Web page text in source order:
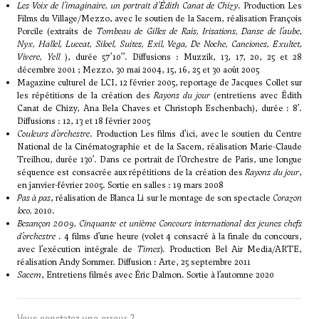
Les Voix de l’imaginaire, un portrait d’Édith Canat de Chizy. Production Les
Films du Village/Mezzo, avec le soutien de la Sacem, réalisation François
Porcile (extraits de Tombeau de Gilles de Rais, Irisations, Danse de l’aube,
Nyx, Hallel, Luceat, Siloel, Suites, Exil, Vega, De Noche, Canciones, Exultet,
Vivere, Yell), durée 57’10’’. Diffusions : Muzzik, 13, 17, 20, 25 et 28
décembre 2001 ; Mezzo, 30 mai 2004, 15, 16, 25 et 30 août 2005
Magazine culturel de LCI, 12 février 2005, reportage de Jacques Collet sur
les répétitions de la création des Rayons du jour (entretiens avec Édith
Canat de Chizy, Ana Bela Chaves et Christoph Eschenbach), durée : 8’.
Diffusions : 12, 13 et 18 février 2005
Couleurs d’orchestre. Production Les films d’ici, avec le soutien du Centre
National de la Cinématographie et de la Sacem, réalisation Marie-Claude
Treilhou, durée 130’. Dans ce portrait de l’Orchestre de Paris, une longue
séquence est consacrée aux répétitions de la création desRayons du jour,
en janvier-février 2005. Sortie en salles : 19 mars 2008
Pas à pas, réalisation de Blanca Li sur le montage de son spectacle Corazon
loco, 2010.
Besançon 2009, Cinquante et unième Concours international des jeunes chefs
d’orchestre . 4 films d’une heure (volet 4 consacré à la finale du concours,
avec l’exécution intégrale de Times). Production Bel Air Media/ARTE,
réalisation Andy Sommer. Diffusion : Arte, 25 septembre 2011
Sacem, Entretiens filmés avec Éric Dalmon. Sortie à l’automne 2020